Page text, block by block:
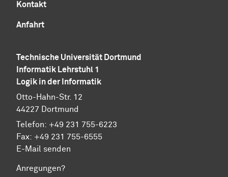
Kontakt
Anfahrt
Technische Universität Dortmund
Informatik Lehrstuhl 1
Logik in der Informatik
Otto-Hahn-Str. 12
44227 Dortmund
Telefon: +49 231 755-6223
Fax: +49 231 755-6555
E-Mail senden
Anregungen?